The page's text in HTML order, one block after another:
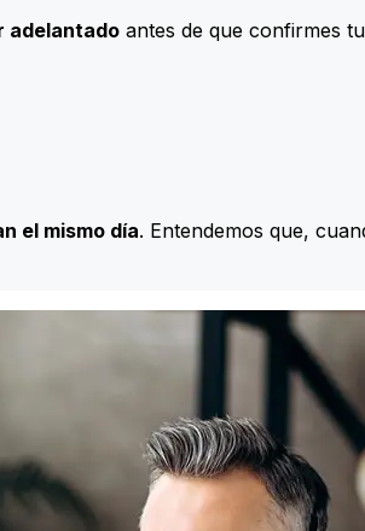
adelantado antes de que confirmes
el mismo día. Entendemos que,